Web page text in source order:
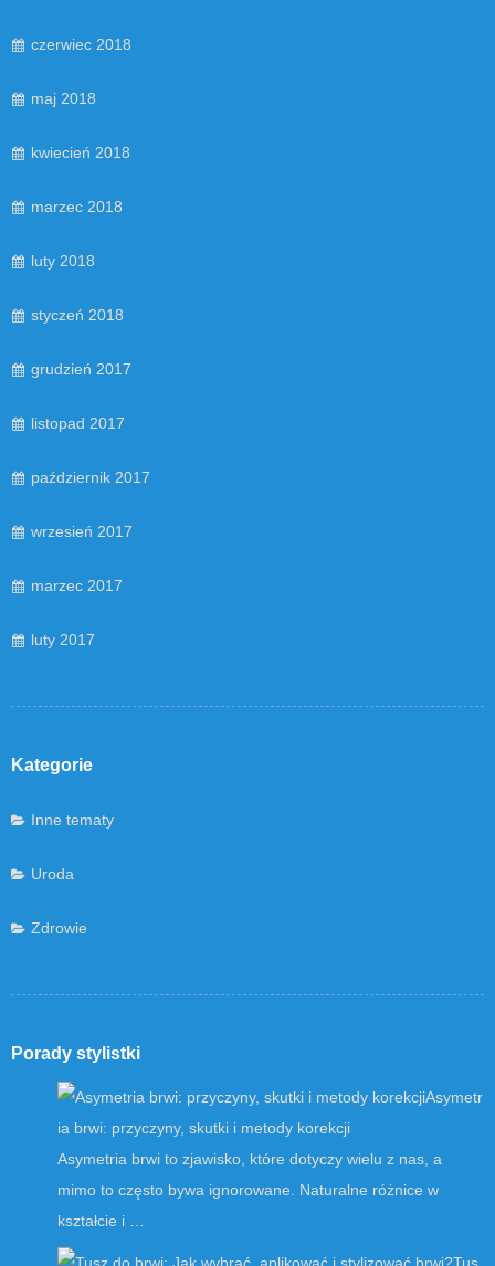
czerwiec 2018
maj 2018
kwiecień 2018
marzec 2018
luty 2018
styczeń 2018
grudzień 2017
listopad 2017
październik 2017
wrzesień 2017
marzec 2017
luty 2017
Kategorie
Inne tematy
Uroda
Zdrowie
Porady stylistki
Asymetr
ia brwi: przyczyny, skutki i metody korekcji
Asymetria brwi to zjawisko, które dotyczy wielu z nas, a
mimo to często bywa ignorowane. Naturalne różnice w
kształcie i …
Tus